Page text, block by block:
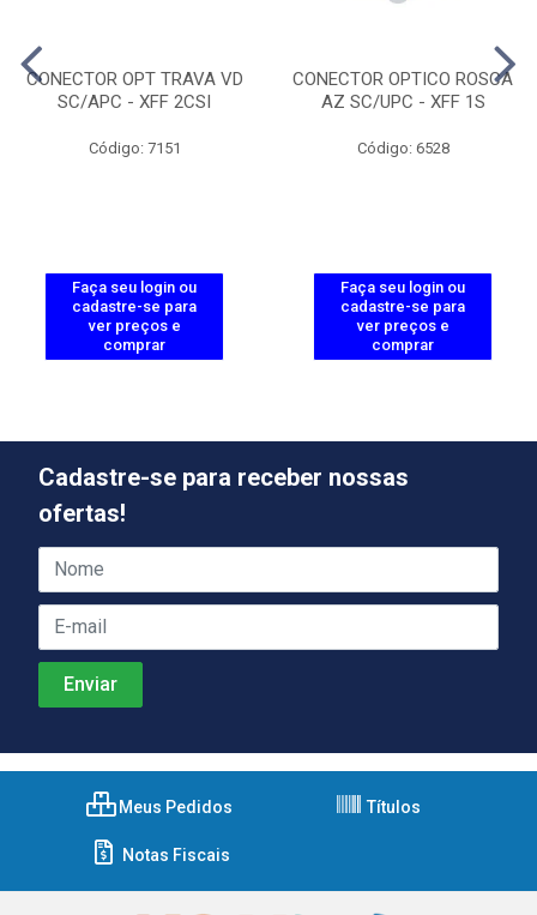
CONECTOR OPT TRAVA VD
SC/APC - XFF 2CSI
Código: 7151
Faça seu login ou
cadastre-se para
ver preços e
comprar
CONECTOR OPTICO ROSCA
AZ SC/UPC - XFF 1S
Código: 6528
Faça seu login ou
cadastre-se para
ver preços e
comprar
Cadastre-se para receber nossas
ofertas!
Meus Pedidos Títulos
Notas Fiscais